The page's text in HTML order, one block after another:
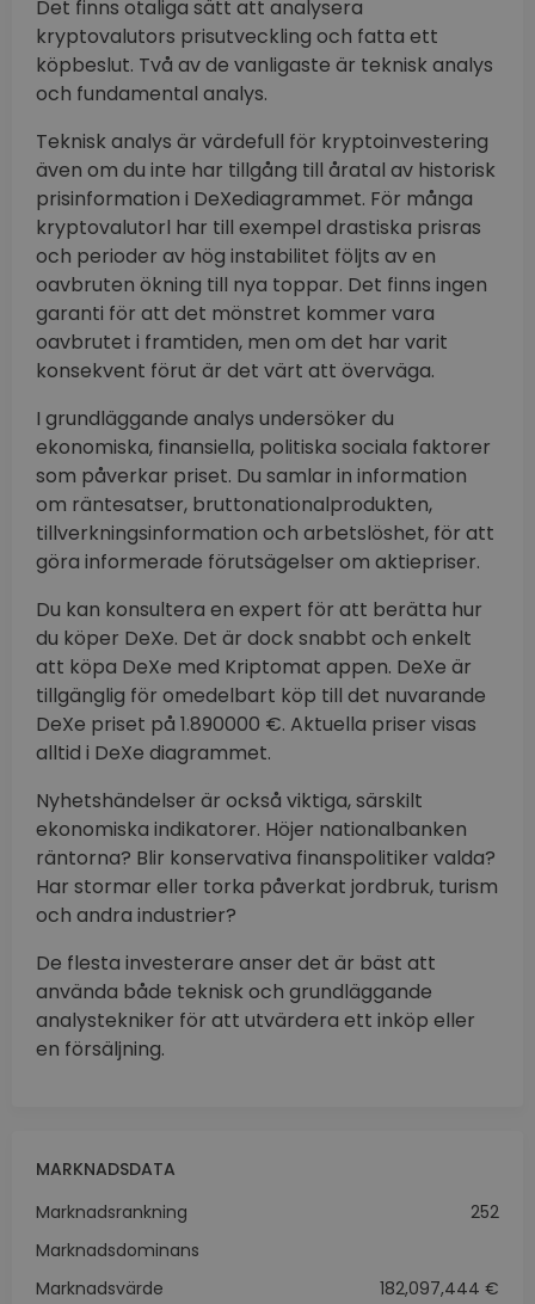
Det finns otaliga sätt att analysera
kryptovalutors prisutveckling och fatta ett
köpbeslut. Två av de vanligaste är teknisk analys
och fundamental analys.
Teknisk analys är värdefull för kryptoinvestering
även om du inte har tillgång till åratal av historisk
prisinformation i DeXediagrammet. För många
kryptovalutorl har till exempel drastiska prisras
och perioder av hög instabilitet följts av en
oavbruten ökning till nya toppar. Det finns ingen
garanti för att det mönstret kommer vara
oavbrutet i framtiden, men om det har varit
konsekvent förut är det värt att överväga.
I grundläggande analys undersöker du
ekonomiska, finansiella, politiska sociala faktorer
som påverkar priset. Du samlar in information
om räntesatser, bruttonationalprodukten,
tillverkningsinformation och arbetslöshet, för att
göra informerade förutsägelser om aktiepriser.
Du kan konsultera en expert för att berätta hur
du köper DeXe. Det är dock snabbt och enkelt
att köpa DeXe med Kriptomat appen. DeXe är
tillgänglig för omedelbart köp till det nuvarande
DeXe priset på 1.890000 €. Aktuella priser visas
alltid i DeXe diagrammet.
Nyhetshändelser är också viktiga, särskilt
ekonomiska indikatorer. Höjer nationalbanken
räntorna? Blir konservativa finanspolitiker valda?
Har stormar eller torka påverkat jordbruk, turism
och andra industrier?
De flesta investerare anser det är bäst att
använda både teknisk och grundläggande
analystekniker för att utvärdera ett inköp eller
en försäljning.
MARKNADSDATA
Marknadsrankning
252
Marknadsdominans
Marknadsvärde
182,097,444 €